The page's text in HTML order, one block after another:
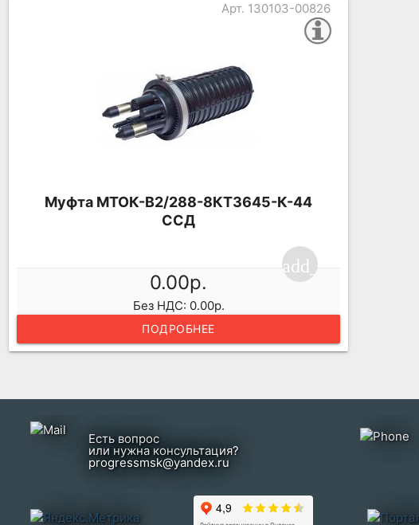
Арт. 130103-00826
Муфта МТОК-В2/288-8КТ3645-К-44
ССД
add_shopping_cart
0.00р.
Без НДС: 0.00р.
ПОДРОБНЕЕ
Есть вопрос
или нужна консультация?
progressmsk@yandex.ru